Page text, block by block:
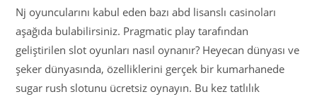
Nj oyuncularını kabul eden bazı abd lisanslı casinoları
aşağıda bulabilirsiniz. Pragmatic play tarafından
geliştirilen slot oyunları nasıl oynanır? Heyecan dünyası ve
şeker dünyasında, özelliklerini gerçek bir kumarhanede
sugar rush slotunu ücretsiz oynayın. Bu kez tatlılık